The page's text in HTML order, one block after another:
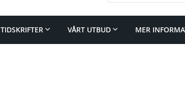
TIDSKRIFTER VÅRT UTBUD MER